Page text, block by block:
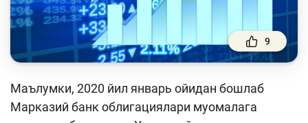
Тадбиркорлик
Ўқув қўлланмалар
Лойиҳалар
9
Маълумки, 2020 йил январь ойидан бошлаб
Марказий банк облигациялари муомалага